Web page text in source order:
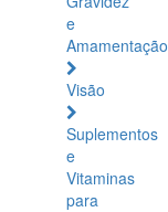
e
Amamentação
Visão
Suplementos
e
Vitaminas
para